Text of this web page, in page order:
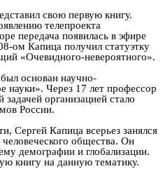
свою первую книгу.
телепроекта
передача появилась в эфире
ом Капица получил статуэтку
«Очевидного-невероятного».
основан научно-
науки». Через 17 лет профессор
организацией стало
России.
Сергей Капица всерьез занялся
общества. Он
демографии и глобализации.
книгу на данную тематику.